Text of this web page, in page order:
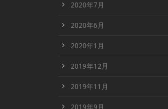
2020年7月
2020年6月
2020年1月
2019年12月
2019年11月
2019年9月